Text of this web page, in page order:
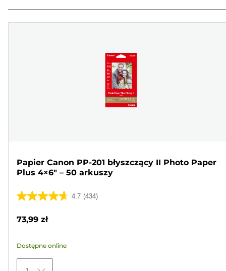
Papier Canon PP-201 błyszczący II Photo Paper
Plus 4×6" – 50 arkuszy
4.7 (434)
4.7
5
434
Recenzji
73,99 zł
Dostępne online